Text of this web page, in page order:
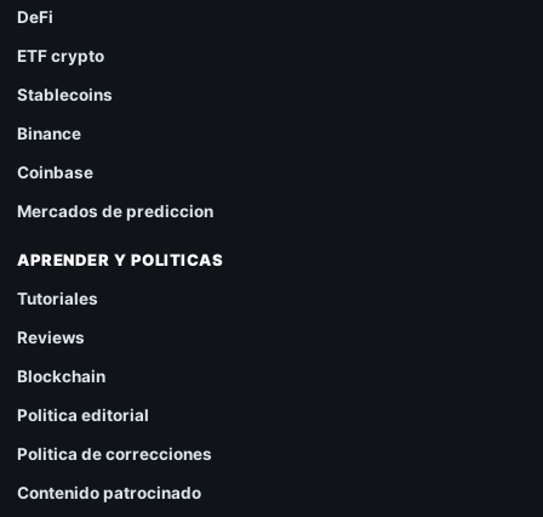
DeFi
ETF crypto
Stablecoins
Binance
Coinbase
Mercados de prediccion
APRENDER Y POLITICAS
Tutoriales
Reviews
Blockchain
Politica editorial
Politica de correcciones
Contenido patrocinado